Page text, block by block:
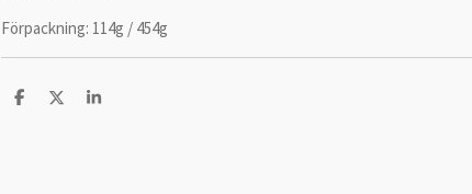
Förpackning: 114g / 454g
D
D
D